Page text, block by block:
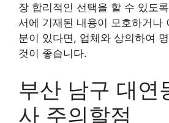
장 합리적인 선택을 할 수 있도
서에 기재된 내용이 모호하거나
분이 있다면, 업체와 상의하여
것이 좋습니다.
부산 남구 대연
사 주의할점